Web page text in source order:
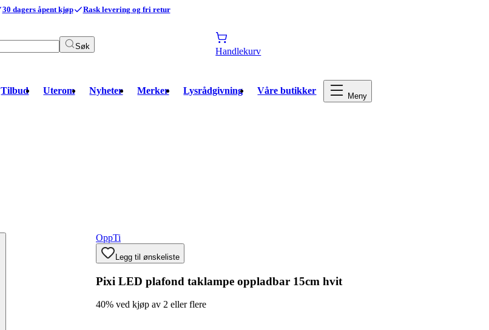
30 dagers åpent kjøp Rask levering og fri retur
Søk Handlekurv
Tilbud Uterom Nyheter Merker Lysrådgivning Våre butikker Meny
OppTi
Legg til ønskeliste
Pixi LED plafond taklampe oppladbar 15cm hvit
40% ved kjøp av 2 eller flere